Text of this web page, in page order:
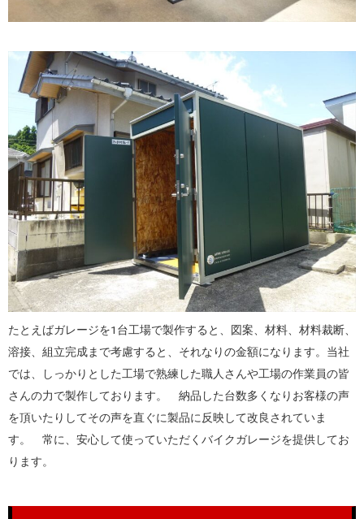
たとえばガレージを1台工場で製作すると、図案、材料、材料裁断、
溶接、組立完成まで考慮すると、それなりの金額になります。当社
では、しっかりとした工場で熟練した職人さんや工場の作業員の皆
さんの力で製作しております。 納品した台数多くなりお客様の声
を頂いたりしてその声を直ぐに製品に反映して改良されていま
す。 常に、安心して使っていただくバイクガレージを提供してお
ります。